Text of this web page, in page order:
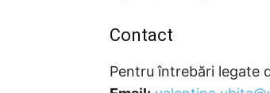
Contact
Pentru întrebări legate